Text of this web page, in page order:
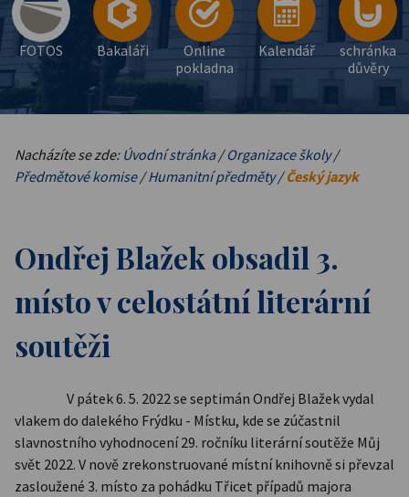
FOTOS Bakaláři
Online
pokladna
Kalendář
schránka
důvěry
Nacházíte se zde: Úvodní stránka/Organizace školy/
Předmětové komise/Humanitní předměty/Český jazyk
Ondřej Blažek obsadil 3.
místo v celostátní literární
soutěži
V pátek 6. 5. 2022 se septimán Ondřej Blažek vydal
vlakem do dalekého Frýdku - Místku, kde se zúčastnil
slavnostního vyhodnocení 29. ročníku literární soutěže Můj
svět 2022. V nově zrekonstruované místní knihovně si převzal
zasloužené 3. místo za pohádku Třicet případů majora